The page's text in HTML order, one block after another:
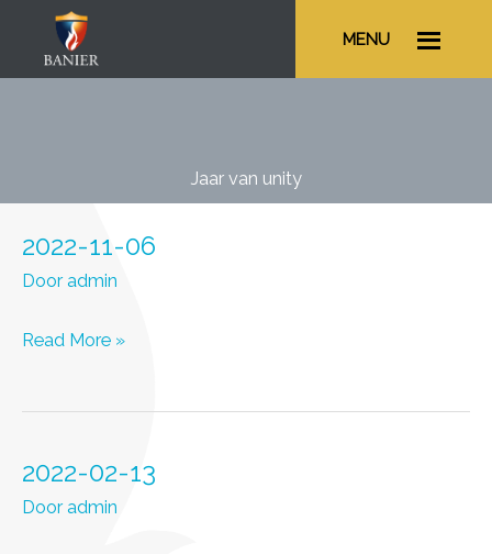
MENU
Jaar van unity
2022-11-06
Dooradmin
2022-
Read More »
2022-02-13
Dooradmin